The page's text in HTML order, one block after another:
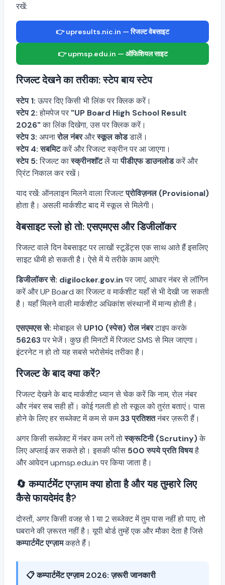
रखें:
👉 upresults.nic.in — रिजल्ट वेबसाइट
👉 upmsp.edu.in — ऑफिशियल साइट
रिजल्ट देखने का तरीका: स्टेप बाय स्टेप
स्टेप 1:ऊपर दिए किसी भी लिंक पर क्लिक करें।
स्टेप 2:होमपेज पर "UP Board High School Result
2026"का लिंक दिखेगा, उस पर क्लिक करें।
स्टेप 3: अपनारोल नंबरऔरस्कूल कोडडालें।
स्टेप 4: सबमिटकरें और रिजल्ट स्क्रीन पर आ जाएगा।
स्टेप 5:रिजल्ट कास्क्रीनशॉटलें यापीडीएफ डाउनलोडकरें और
प्रिंट निकाल कर रखें।
याद रखें: ऑनलाइन मिलने वाला रिजल्टप्रोविज़नल (Provisional)
होता है। असली मार्कशीट बाद में स्कूल से मिलेगी।
वेबसाइट स्लो हो तो: एसएमएस और डिजीलॉकर
रिजल्ट वाले दिन वेबसाइट पर लाखों स्टूडेंट्स एक साथ आते हैं इसलिए
साइट धीमी हो सकती है। ऐसे में ये तरीके काम आएंगे:
डिजीलॉकर से: digilocker.gov.inपर जाएं, आधार नंबर से लॉगिन
करें और UP Board का रिजल्ट व मार्कशीट यहाँ से भी देखी जा सकती
है। यहाँ मिलने वाली मार्कशीट अधिकांश संस्थानों में मान्य होती है।
एसएमएस से:मोबाइल से UP10 (स्पेस) रोल नंबरटाइप करके
56263पर भेजें। कुछ ही मिनटों में रिजल्ट SMS से मिल जाएगा।
इंटरनेट न हो तो यह सबसे भरोसेमंद तरीका है।
रिजल्ट के बाद क्या करें?
रिजल्ट देखने के बाद मार्कशीट ध्यान से चेक करें कि नाम, रोल नंबर
और नंबर सब सही हों। कोई गलती हो तो स्कूल को तुरंत बताएं। पास
होने के लिए हर सब्जेक्ट में कम से कम33 प्रतिशतनंबर ज़रूरी हैं।
अगर किसी सब्जेक्ट में नंबर कम लगें तोस्क्रूटिनी (Scrutiny)के
लिए अप्लाई कर सकते हो। इसकी फीस 500 रुपये प्रति विषयहै
और आवेदन upmsp.edu.in पर किया जाता है।
🔄 कम्पार्टमेंट एग्ज़ाम क्या होता है और यह तुम्हारे लिए
कैसे फायदेमंद है?
दोस्तों, अगर किसी वजह से 1 या 2 सब्जेक्ट में तुम पास नहीं हो पाए, तो
घबराने की ज़रूरत नहीं है। यूपी बोर्ड तुम्हें एक और मौका देता है जिसे
कम्पार्टमेंट एग्ज़ामकहते हैं।
📋 कम्पार्टमेंट एग्ज़ाम 2026: ज़रूरी जानकारी